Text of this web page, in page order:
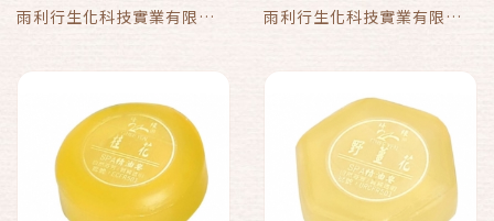
雨利行生化科技實業有限公
雨利行生化科技實業有限公